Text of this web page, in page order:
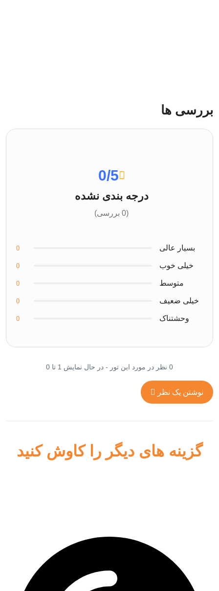
بررسی ها
0/5
درجه بندی نشده
(0 بررسی)
بسیار عالی 0
خیلی خوب 0
متوسط 0
خیلی ضعیف 0
وحشتناک 0
0 نظر در مورد این تور - در حال نمایش 1 تا 0
نوشتن یک نظر
گزینه های دیگر را کاوش کنید